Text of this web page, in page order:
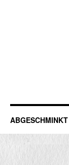
ABGESCHMINKT